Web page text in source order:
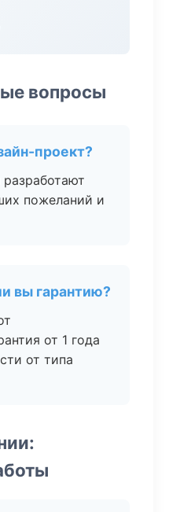
вопросы
проект?
пожеланий и
вы гарантию?
от 1 года
от типа